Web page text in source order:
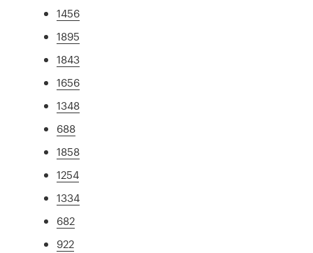
1456
1895
1843
1656
1348
688
1858
1254
1334
682
922